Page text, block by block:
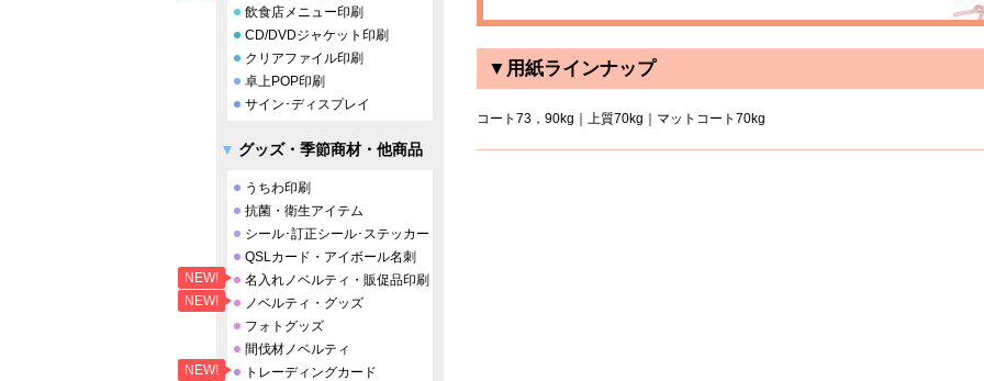
▼用紙ラインナップ
コート73，90kg｜上質70kg｜マットコート70kg
飲食店メニュー印刷
CD/DVDジャケット印刷
クリアファイル印刷
卓上POP印刷
サイン･ディスプレイ
グッズ・季節商材・他商品
うちわ印刷
抗菌・衛生アイテム
シール･訂正シール･ステッカー
QSLカード・アイボール名刺
NEW! 名入れノベルティ・販促品印刷
NEW!
ノベルティ・グッズ
フォトグッズ
間伐材ノベルティ
NEW!
トレーディングカード